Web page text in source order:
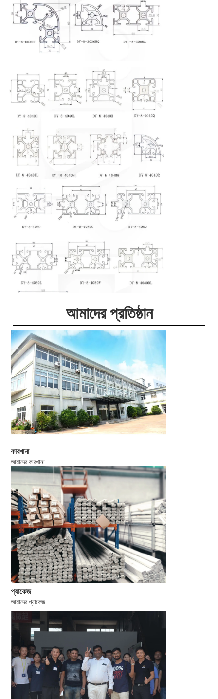
আমাদের প্রতিষ্ঠান
কারখানা
আমাদের কারখানা
প্যাকেজ
আমাদের প্যাকেজ